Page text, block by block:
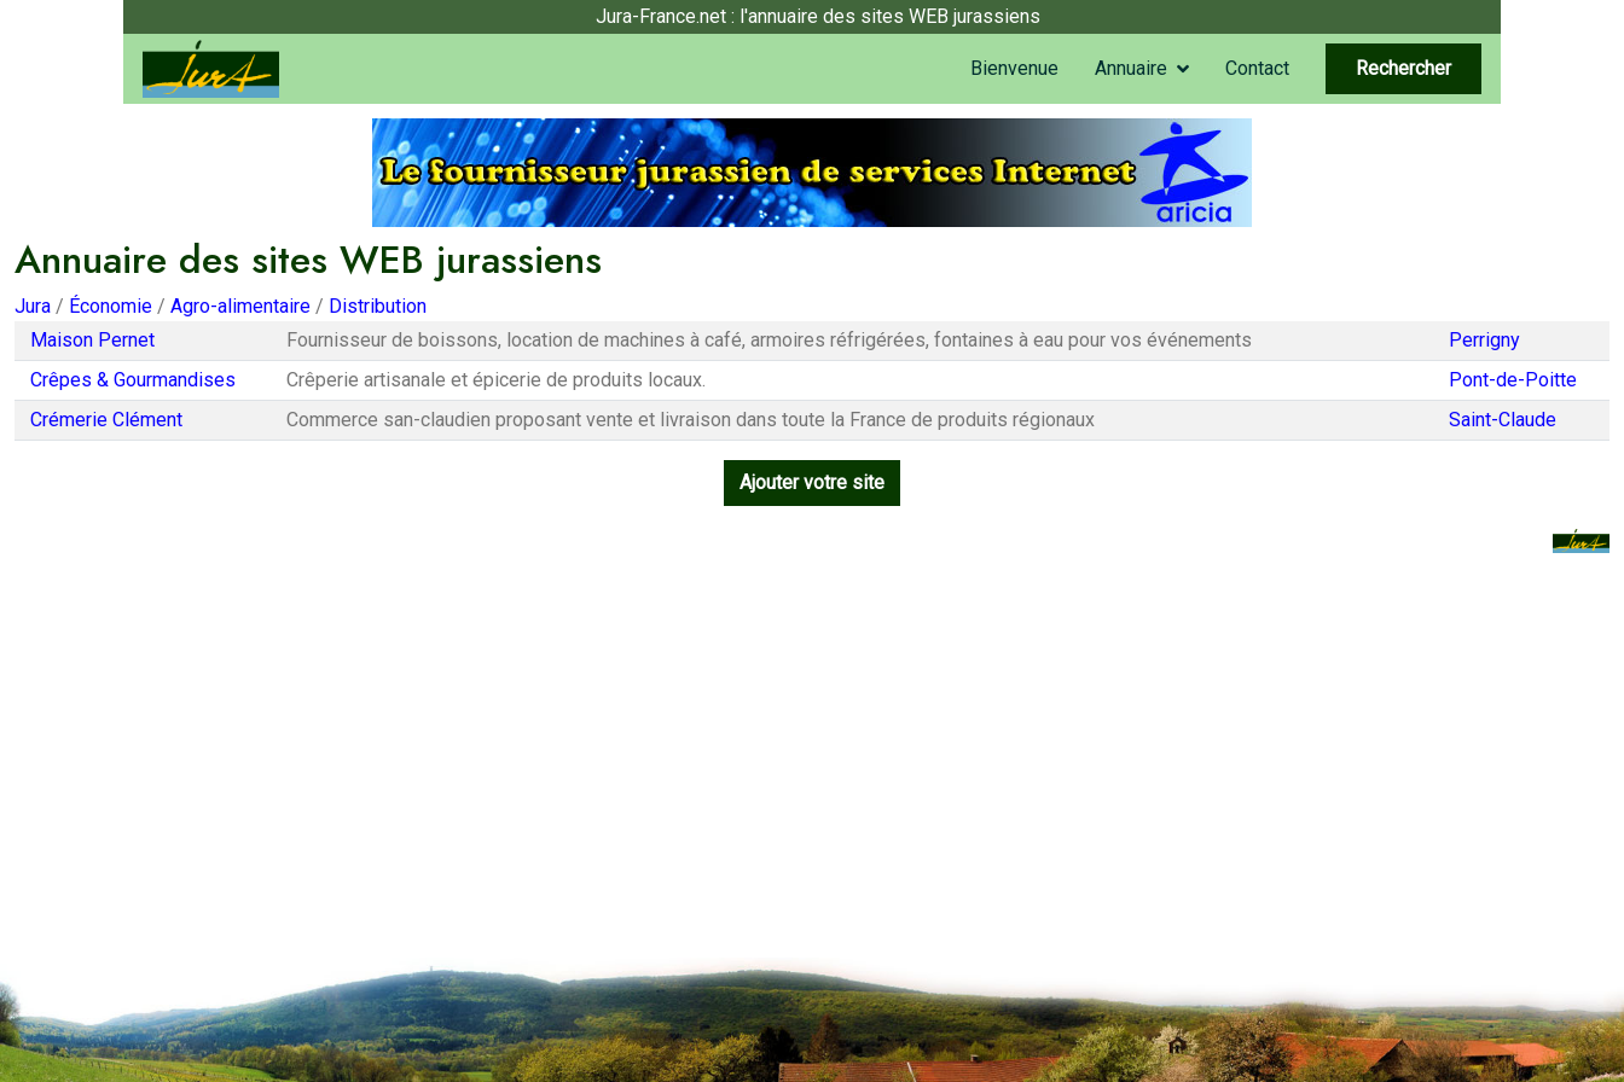
Jura-France.net : l'annuaire des sites WEB jurassiens
Bienvenue Annuaire Contact Rechercher
Annuaire des sites WEB jurassiens
Jura / Économie / Agro-alimentaire / Distribution
Maison Pernet
Fournisseur de boissons, location de machines à café, armoires réfrigérées, fontaines à eau pour vos événements
Perrigny
Crêpes & Gourmandises
Crêperie artisanale et épicerie de produits locaux.
Pont-de-Poitte
Crémerie Clément
Commerce san-claudien proposant vente et livraison dans toute la France de produits régionaux Saint-Claude
Ajouter votre site